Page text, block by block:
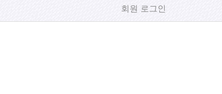
회원 로그인